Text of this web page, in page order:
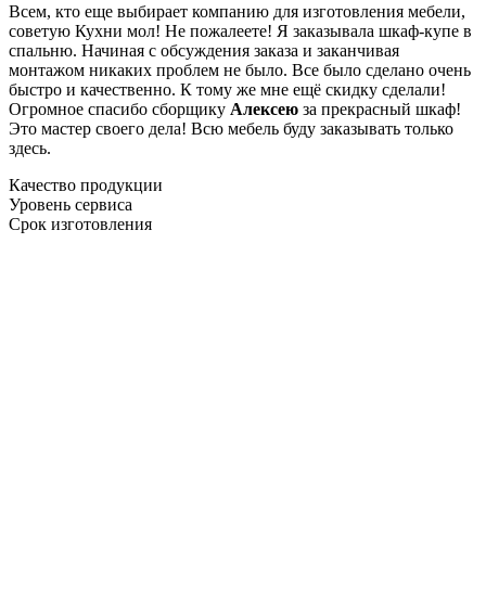
Всем, кто еще выбирает компанию для изготовления мебели,
советую Кухни мол! Не пожалеете! Я заказывала шкаф-купе в
спальню. Начиная с обсуждения заказа и заканчивая
монтажом никаких проблем не было. Все было сделано очень
быстро и качественно. К тому же мне ещё скидку сделали!
Огромное спасибо сборщику Алексею за прекрасный шкаф!
Это мастер своего дела! Всю мебель буду заказывать только
здесь.
Качество продукции
Уровень сервиса
Срок изготовления